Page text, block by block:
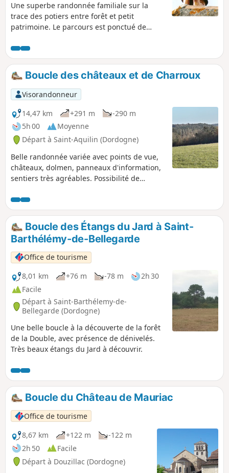
Une superbe randonnée familiale sur la
trace des potiers entre forêt et petit
patrimoine. Le parcours est ponctué de
idéal pour nos amis les chiens !
Boucle des châteaux et de Charroux
Visorandonneur
14,47 km
+291 m
-290 m
5h 00
Moyenne
Départ à Saint-Aquilin (Dordogne)
Belle randonnée variée avec points de vue,
châteaux, dolmen, panneaux d'information,
sentiers très agréables. Possibilité de
Boucle des Étangs du Jard à Saint-
Barthélémy-de-Bellegarde
Office de tourisme
8,01 km
+76 m -78 m
2h 30
Facile
Départ à Saint-Barthélemy-de-
Bellegarde (Dordogne)
Une belle boucle à la découverte de la forêt
de la Double, avec présence de dénivelés.
Très beaux étangs du Jard à découvrir.
Boucle du Château de Mauriac
Office de tourisme
8,67 km
+122 m
-122 m
2h 50
Facile
Départ à Douzillac (Dordogne)